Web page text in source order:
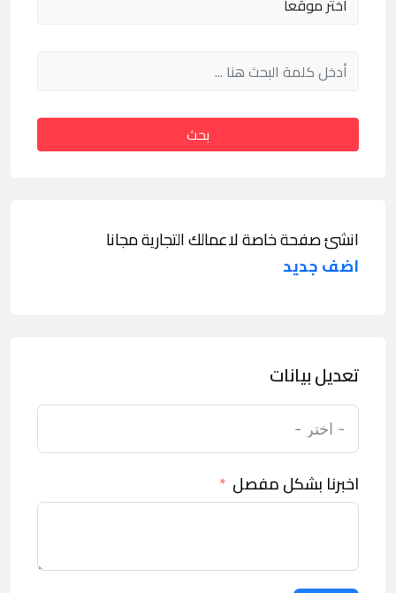
بحث
انشئ صفحة خاصة لاعمالك التجارية مجانا
اضف جديد
تعديل بيانات
اخبرنا بشكل مفصل